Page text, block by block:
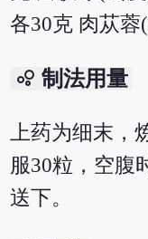
各30克 肉苁
bubble_chart 制法用量
上药为细末
服30粒，空腹
送下。